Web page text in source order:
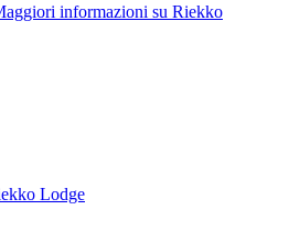
informazioni su Riekko
Lodge